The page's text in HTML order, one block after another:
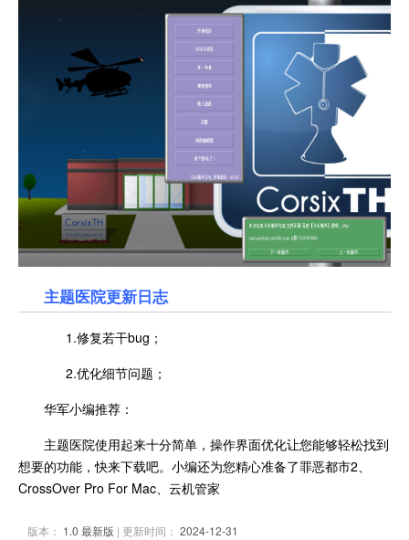
主题医院更新日志
1.修复若干bug；
2.优化细节问题；
华军小编推荐：
主题医院使用起来十分简单，操作界面优化让您能够轻松找到
想要的功能，快来下载吧。小编还为您精心准备了罪恶都市2、
CrossOver Pro For Mac、云机管家
版本： 1.0 最新版 | 更新时间： 2024-12-31